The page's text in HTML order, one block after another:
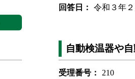
回答日：
令和３年２
自動検温器や
受理番号：
210